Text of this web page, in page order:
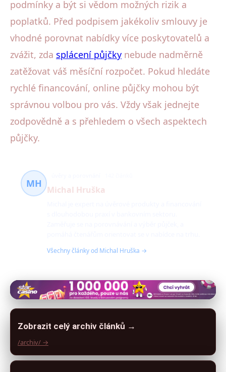
podmínky a být si vědom možných rizik a
poplatků. Před podpisem jakékoliv smlouvy je
vhodné porovnat nabídky více poskytovatelů a
zvážit, zda splácení půjčky nebude nadměrně
zatěžovat váš měsíční rozpočet. Pokud hledáte
rychlé financování, online půjčky mohou být
správnou volbou pro vás. Vždy však jednejte
zodpovědně a s přehledem o všech aspektech
půjčky.
MH
Michal Hruška
Všechny články od Michal Hruška →
Zobrazit celý archiv článků →
/archiv/ →